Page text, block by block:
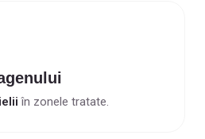
în zonele tratate.